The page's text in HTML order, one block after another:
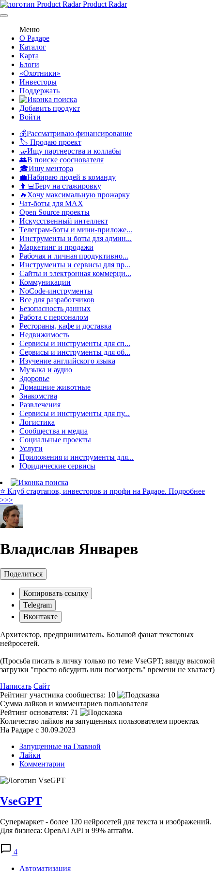
Product Radar
Меню
О Радаре
Каталог
Карта
Блоги
«Охотники»
Инвесторы
Поддержать
Добавить продукт
Войти
💰Рассматриваю финансирование
🏷️ Продаю проект
🤝Ищу партнерства и коллабы
👥В поиске сооснователя
🎓Ищу ментора
💼Набираю людей в команду
👨‍💻Беру на стажировку
🔥Хочу максимальную прожарку
Чат-боты для MAX
Open Source проекты
Искусственный интеллект
Телеграм-боты и мини-приложе...
Инструменты и боты для админ...
Маркетинг и продажи
Рабочая и личная продуктивно...
Инструменты и сервисы для пр...
Сайты и электронная коммерци...
Коммуникации
NoCode-инструменты
Все для разработчиков
Безопасность данных
Работа с персоналом
Рестораны, кафе и доставка
Недвижимость
Сервисы и инструменты для сп...
Сервисы и инструменты для об...
Изучение английского языка
Музыка и аудио
Здоровье
Домашние животные
Знакомства
Развлечения
Сервисы и инструменты для пу...
Логистика
Сообщества и медиа
Социальные проекты
Услуги
Приложения и инструменты для...
Юридические сервисы
⭐️ Клуб стартапов, инвесторов и профи на Радаре. Подробнее
>>>
Владислав Январев
Поделиться
Копировать ссылку
Telegram
Вконтакте
Архитектор, предприниматель. Большой фанат текстовых
нейросетей.
(Просьба писать в личку только по теме VseGPT; ввиду высокой
загрузки "просто обсудить или посмотреть" времени не хватает)
Написать Сайт
Рейтинг участника сообщества: 10
Сумма лайков и комментариев пользователя
Рейтинг основателя: 71
Количество лайков на запущенных пользователем проектах
На Радаре с 30.09.2023
Запущенные на Главной
Лайки
Комментарии
VseGPT
Супермаркет - более 120 нейросетей для текста и изображений.
Для бизнеса: OpenAI API и 99% аптайм.
4
Автоматизация